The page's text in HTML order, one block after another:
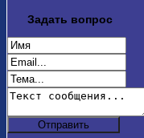
Задать вопрос